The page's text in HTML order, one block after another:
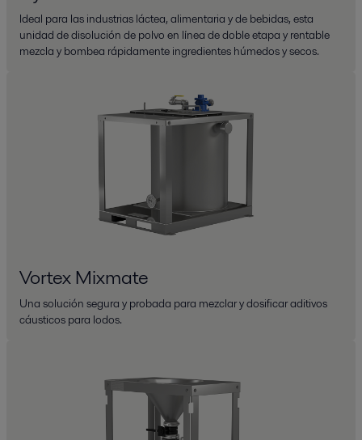
Ideal para las industrias láctea, alimentaria y de bebidas, esta
unidad de disolución de polvo en línea de doble etapa y rentable
mezcla y bombea rápidamente ingredientes húmedos y secos.
Vortex Mixmate
Una solución segura y probada para mezclar y dosificar aditivos
cáusticos para lodos.